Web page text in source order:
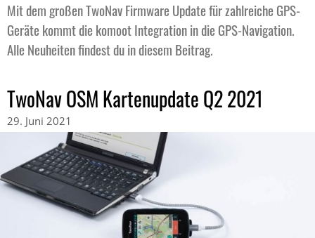
Mit dem großen TwoNav Firmware Update für zahlreiche GPS-
Geräte kommt die komoot Integration in die GPS-Navigation.
Alle Neuheiten findest du in diesem Beitrag.
TwoNav OSM Kartenupdate Q2 2021
29. Juni 2021